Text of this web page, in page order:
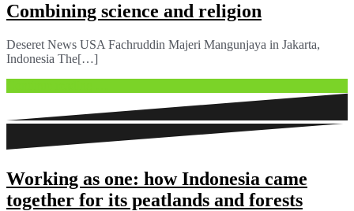
Combining science and religion
Deseret News USA Fachruddin Majeri Mangunjaya in Jakarta,
Indonesia The[…]
Working as one: how Indonesia came
together for its peatlands and forests